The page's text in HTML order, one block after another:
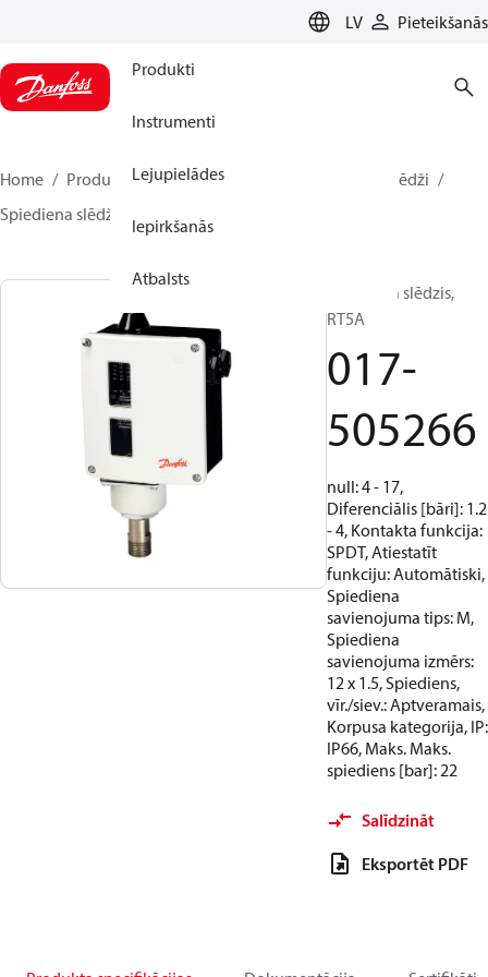
LV Pieteikšanās
Produkti
Instrumenti
Lejupielādes
Iepirkšanās
Atbalsts
Home Produkti Climate Solutions dzesēšanai
Slēdži
Spiediena slēdži
Spiediena slēdzis,
RT5A
017-
505266
null: 4 - 17,
Diferenciālis [bāri]: 1.2
- 4, Kontakta funkcija:
SPDT, Atiestatīt
funkciju: Automātiski,
Spiediena
savienojuma tips: M,
Spiediena
savienojuma izmērs:
12 x 1.5, Spiediens,
vīr./siev.: Aptveramais,
Korpusa kategorija, IP:
IP66, Maks. Maks.
spiediens [bar]: 22
Salīdzināt
Eksportēt PDF